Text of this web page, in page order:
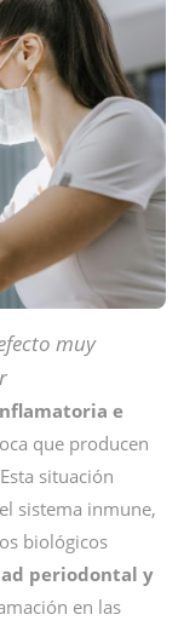
muy
e
que producen
situación
sistema inmune,
biológicos
periodontal y
en las